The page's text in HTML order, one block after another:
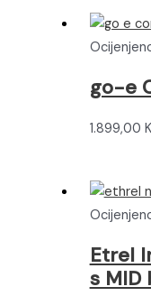
go-e
1.899,00
Etrel
s MID